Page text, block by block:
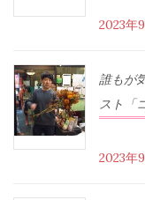
2023年
誰もが
スト「
2023年